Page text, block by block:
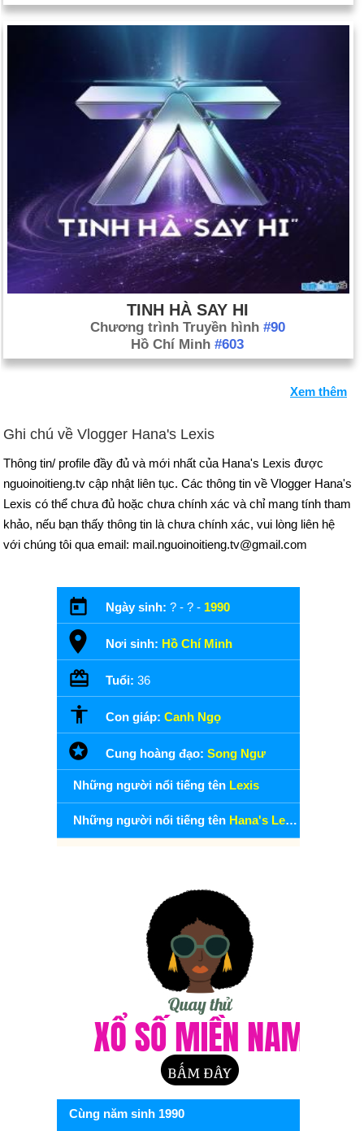
TINH HÀ SAY HI
Chương trình Truyền hình #90
Hồ Chí Minh #603
Xem thêm
Ghi chú về Vlogger Hana's Lexis
Thông tin/ profile đầy đủ và mới nhất của Hana's Lexis được
nguoinoitieng.tv cập nhật liên tục. Các thông tin về Vlogger Hana's
Lexis có thể chưa đủ hoặc chưa chính xác và chỉ mang tính tham
khảo, nếu bạn thấy thông tin là chưa chính xác, vui lòng liên hệ
với chúng tôi qua email: mail.nguoinoitieng.tv@gmail.com
Ngày sinh: ? - ? - 1990
Nơi sinh: Hồ Chí Minh
Tuổi: 36
Con giáp: Canh Ngọ
Cung hoàng đạo: Song Ngư
Những người nổi tiếng tên Lexis
Những người nổi tiếng tên Hana's Lexis
Cùng năm sinh 1990